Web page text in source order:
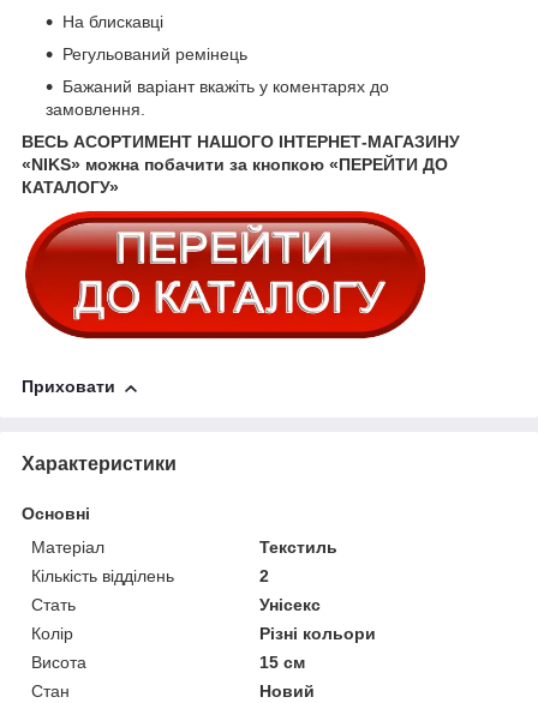
На блискавці
Регульований ремінець
Бажаний варіант вкажіть у коментарях до
замовлення.
ВЕСЬ АСОРТИМЕНТ НАШОГО ІНТЕРНЕТ-МАГАЗИНУ
«NIKS» можна побачити за кнопкою «ПЕРЕЙТИ ДО
КАТАЛОГУ»
Приховати
Характеристики
Основні
Матеріал
Текстиль
Кількість відділень
2
Стать
Унісекс
Колір
Різні кольори
Висота
15 см
Стан
Новий